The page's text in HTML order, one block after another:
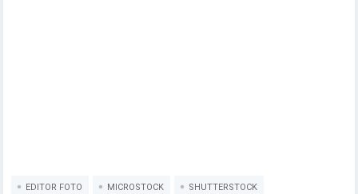
EDITOR FOTO MICROSTOCK SHUTTERSTOCK